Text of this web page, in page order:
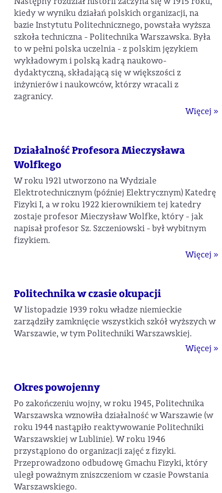
kiedy w wyniku działań polskich organizacji, na
bazie Instytutu Politechnicznego, powstała wyższa
szkoła techniczna - Politechnika Warszawska. Była
to w pełni polska uczelnia - z polskim językiem
wykładowym i polską kadrą naukowo-
dydaktyczną, składającą się w większości z
inżynierów i naukowców, którzy wracali z
zagranicy.
Więcej »
Działalność Profesora Mieczysława
Wolfkego
W roku 1921 utworzono na Wydziale
Elektrotechnicznym (później Elektrycznym) Katedrę
Fizyki I, a w roku 1922 kierownikiem tej katedry
zostaje profesor Mieczysław Wolfke, który - jak
napisał profesor Sz. Szczeniowski - był wybitnym
fizykiem.
Więcej »
Politechnika w czasie okupacji
W listopadzie 1939 roku władze niemieckie
zarządziły zamknięcie wszystkich szkół wyższych w
Warszawie, w tym Politechniki Warszawskiej.
Więcej »
Okres powojenny
Po zakończeniu wojny, w roku 1945, Politechnika
Warszawska wznowiła działalność w Warszawie (w
roku 1944 nastąpiło reaktywowanie Politechniki
Warszawskiej w Lublinie). W roku 1946
przystąpiono do organizacji zajęć z fizyki.
Przeprowadzono odbudowę Gmachu Fizyki, który
uległ poważnym zniszczeniom w czasie Powstania
Warszawskiego.